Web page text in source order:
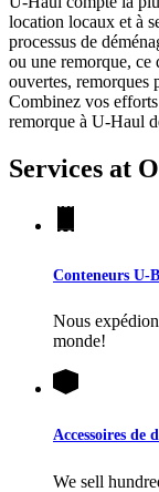
location locaux et à
processus de
ou une remorque, ce
ouvertes, remorques
Combinez vos
remorque à U-Haul
Services at
Conteneurs U-
Nous
monde!
Accessoires de
We sell